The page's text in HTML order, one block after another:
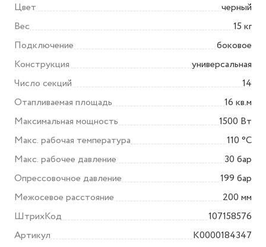
Цвет
черный
Вес
15 кг
Подключение
боковое
Конструкция
универсальная
Число секций
14
Отапливаемая площадь
16 кв.м
Максимальная мощность
1500 Вт
Макс. рабочая температура
110 °С
Макс. рабочее давление
30 бар
Опрессовочное давление
199 бар
Межосевое расстояние
200 мм
ШтрихКод
107158576
Артикул
K0000184347